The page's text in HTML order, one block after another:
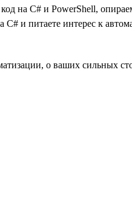
на C# и PowerShell,
и питаете интерес к
о ваших сильных